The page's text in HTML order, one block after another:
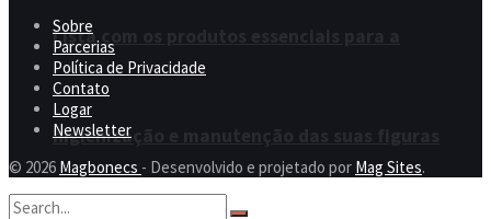
Lista com os produtos essenciais para a
higienização e manutenção das suas figuras
Sobre
Parcerias
Política de Privacidade
Contato
Logar
Newsletter
© 2026 Magbonecs - Desenvolvido e projetado por Mag Sites.